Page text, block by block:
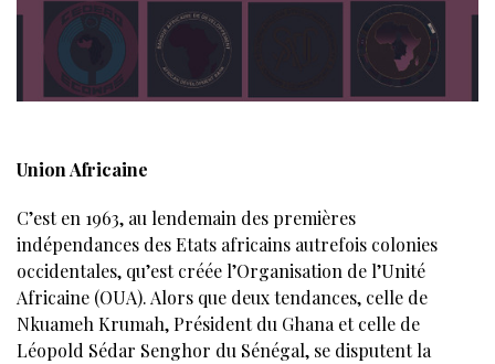
Union Africaine
C’est en 1963, au lendemain des premières
indépendances des Etats africains autrefois colonies
occidentales, qu’est créée l’Organisation de l’Unité
Africaine (OUA). Alors que deux tendances, celle de
Nkuameh Krumah, Président du Ghana et celle de
Léopold Sédar Senghor du Sénégal, se disputent la